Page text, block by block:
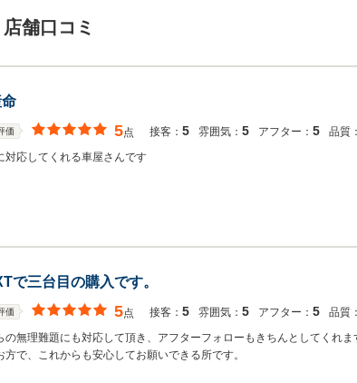
店舗口コミ
命
価 5点 接客： 5 雰囲気： 5 アフター： 5 品質：
対応してくれる車屋さんです
で三台目の購入です。
価 5点 接客： 5 雰囲気： 5 アフター： 5 品質：
の無理難題にも対応して頂き、アフターフォローもきちんとしてくれ
方で、これからも安心してお願いできる所です。